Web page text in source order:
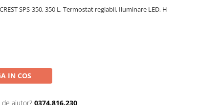
SPS-350, 350 L, Termostat reglabil, Iluminare LED, H
IN COS
de ajutor? 0374.816.230